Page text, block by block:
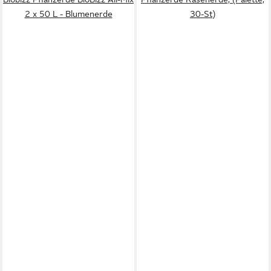
2 x 50 L - Blumenerde
30-St)